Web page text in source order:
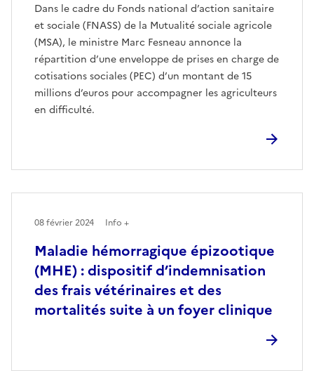
Dans le cadre du Fonds national d’action sanitaire
et sociale (FNASS) de la Mutualité sociale agricole
(MSA), le ministre Marc Fesneau annonce la
répartition d’une enveloppe de prises en charge de
cotisations sociales (PEC) d’un montant de 15
millions d’euros pour accompagner les agriculteurs
en difficulté.
Maladie hémorragique épizootique
(MHE) : dispositif d’indemnisation
des frais vétérinaires et des
mortalités suite à un foyer clinique
08 février 2024 Info +